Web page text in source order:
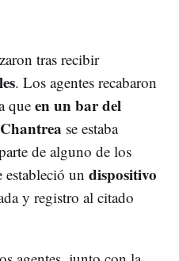
tras recibir
. Los agentes recabaron
que en un bar del
se estaba
de alguno de los
estableció un dispositivo
y registro al citado